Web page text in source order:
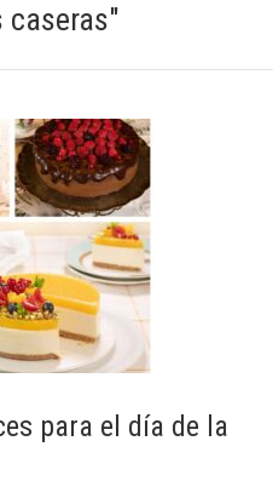
caseras"
para el día de la